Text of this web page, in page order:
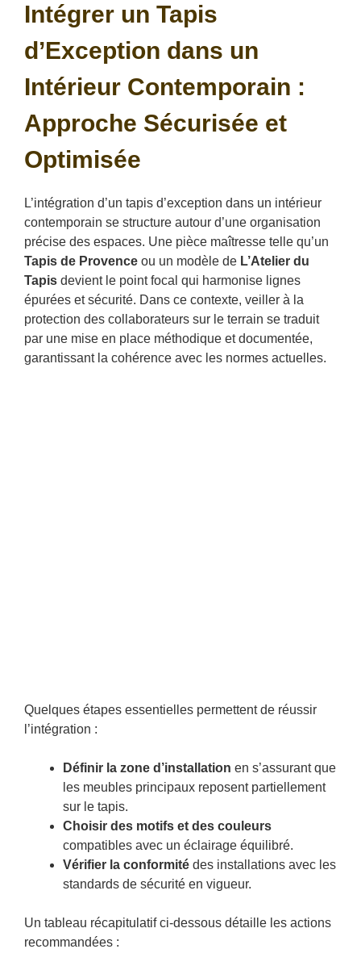
Intégrer un Tapis
d’Exception dans un
Intérieur Contemporain :
Approche Sécurisée et
Optimisée
L’intégration d’un tapis d’exception dans un intérieur
contemporain se structure autour d’une organisation
précise des espaces. Une pièce maîtresse telle qu’un
Tapis de Provence ou un modèle de L’Atelier du
Tapis devient le point focal qui harmonise lignes
épurées et sécurité. Dans ce contexte, veiller à la
protection des collaborateurs sur le terrain se traduit
par une mise en place méthodique et documentée,
garantissant la cohérence avec les normes actuelles.
Quelques étapes essentielles permettent de réussir
l’intégration :
Définir la zone d’installation en s’assurant que
les meubles principaux reposent partiellement
sur le tapis.
Choisir des motifs et des couleurs
compatibles avec un éclairage équilibré.
Vérifier la conformité des installations avec les
standards de sécurité en vigueur.
Un tableau récapitulatif ci-dessous détaille les actions
recommandées :